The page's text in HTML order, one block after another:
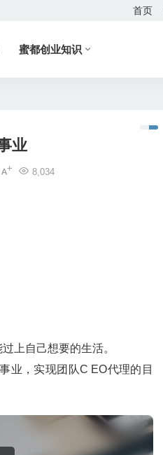
首页
蜜都创业知识
业
8,034
上自己想要的生活。
业，实现团队C EO代理的目